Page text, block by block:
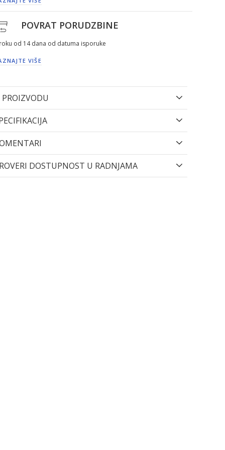
POVRAT PORUDZBINE
od 14 dana od datuma isporuke
VIŠE
PROIZVODU
DOSTUPNOST U RADNJAMA